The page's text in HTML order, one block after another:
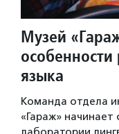
Музей
особенности
языка
Команда отдела
«Гараж»